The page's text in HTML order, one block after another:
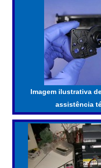
Imagem ilustrativa
assistência